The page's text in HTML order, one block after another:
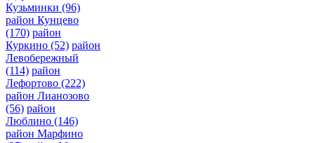
Кузьминки (96)
район Кунцево
(170) район
Куркино (52) район
Левобережный
(114) район
Лефортово (222)
район Лианозово
(56) район
Люблино (146)
район Марфино